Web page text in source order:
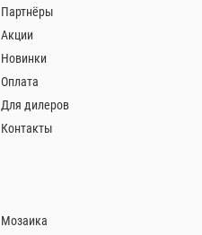
Партнёры
Акции
Новинки
Оплата
Для дилеров
Контакты
Мозаика